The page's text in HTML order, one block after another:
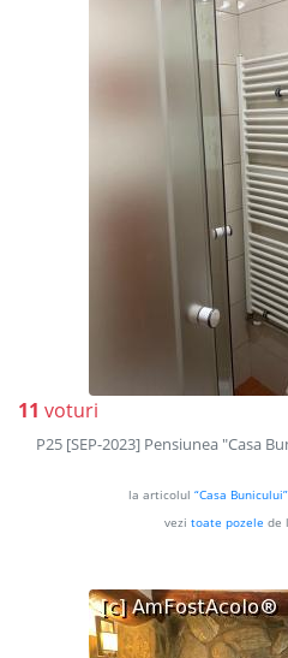
11 voturi
P25 [SEP-2023] Pensiunea "Casa
la articolul “Casa
vezi toate pozele de